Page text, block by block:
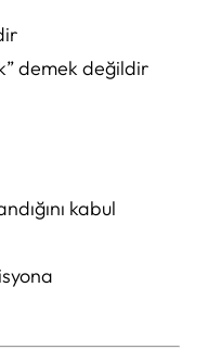
demek değildir
kabul